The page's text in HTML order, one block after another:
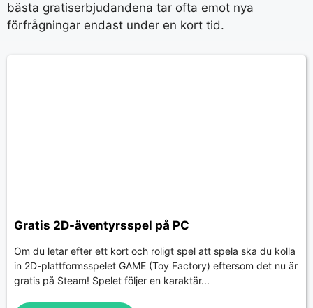
bästa gratiserbjudandena tar ofta emot nya
förfrågningar endast under en kort tid.
Gratis 2D-äventyrsspel på PC
Om du letar efter ett kort och roligt spel att spela ska du kolla
in 2D-plattformsspelet GAME (Toy Factory) eftersom det nu är
gratis på Steam! Spelet följer en karaktär...